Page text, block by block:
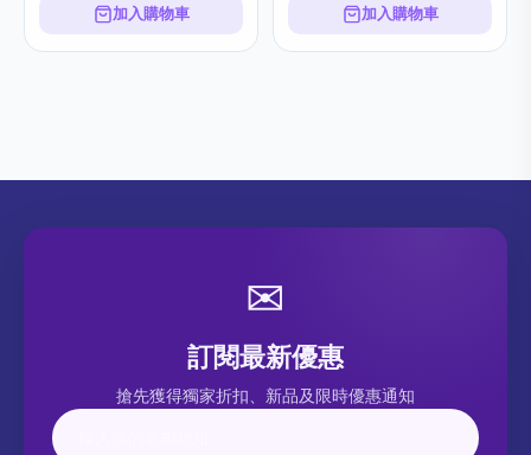
加入購物車 加入購物車
✉
訂閱最新優惠
搶先獲得獨家折扣、新品及限時優惠通知